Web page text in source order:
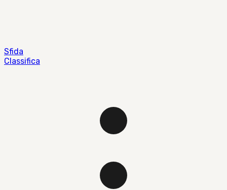
Sfida
Classifica